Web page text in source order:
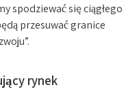
spodziewać się ciągłego
przesuwać granice
rynek